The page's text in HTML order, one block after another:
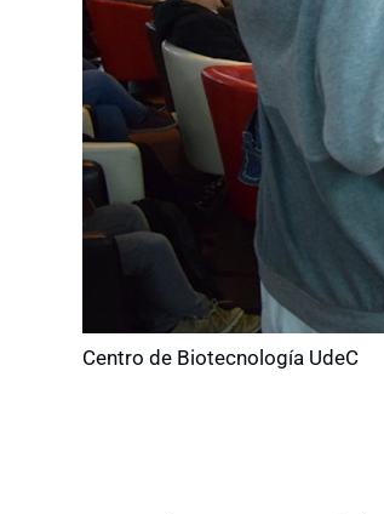
Centro de Biotecnología UdeC